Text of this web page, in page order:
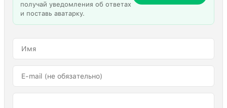
получай уведомления об ответах
и поставь аватарку.